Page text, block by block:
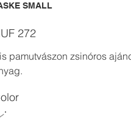
SMALL
272
pamutvászon zsinóros